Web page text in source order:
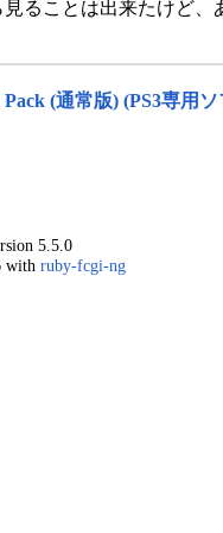
ることは出来たけど
(通常版) (PS3専用
5.5.0
with ruby-fcgi-ng